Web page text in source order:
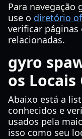
Para navegação
use o diretório
verificar páginas
relacionadas.
gyro
os
Abaixo está a
conhecidos e
usados pela
isso como seu